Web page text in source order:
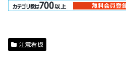
注意看板